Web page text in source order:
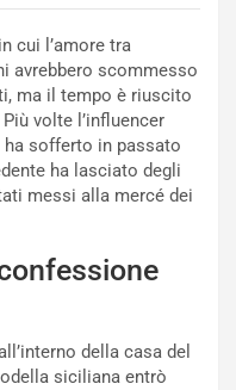
cui l’amore tra
avrebbero scommesso
ma il tempo è riuscito
volte l’influencer
sofferto in passato
ha lasciato degli
messi alla mercé dei
della casa del
siciliana entrò